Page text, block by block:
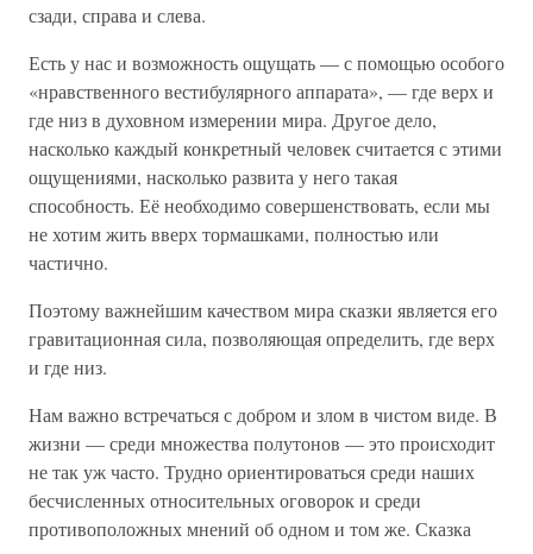
сзади, справа и слева.
Есть у нас и возможность ощущать — с помощью особого
«нравственного вестибулярного аппарата», — где верх и
где низ в духовном измерении мира. Другое дело,
насколько каждый конкретный человек считается с этими
ощущениями, насколько развита у него такая
способность. Её необходимо совершенствовать, если мы
не хотим жить вверх тормашками, полностью или
частично.
Поэтому важнейшим качеством мира сказки является его
гравитационная сила, позволяющая определить, где верх
и где низ.
Нам важно встречаться с добром и злом в чистом виде. В
жизни — среди множества полутонов — это происходит
не так уж часто. Трудно ориентироваться среди наших
бесчисленных относительных оговорок и среди
противоположных мнений об одном и том же. Сказка